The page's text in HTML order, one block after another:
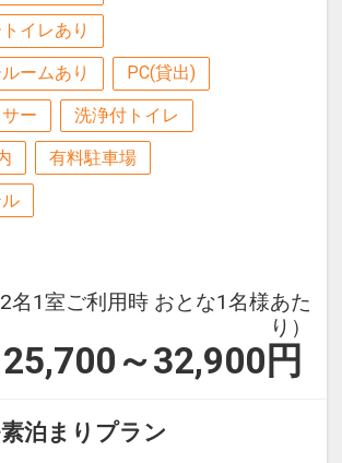
イレあり
ームあり PC(貸出)
ー 洗浄付トイレ
有料駐車場
2名1室ご利用時 おとな1名様あた
り）
25,700～32,900 円
泊まりプラン